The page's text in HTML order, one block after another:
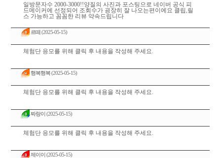
일방문자수 2000-3000!!양질의 사진과 포스팅으로 네이버 공식 피
드메이커에 선정되어 조회수가 굉장히 잘 나오는편이에요 클립,릴
스 가능하고 꼼꼼한 리뷰 약속드립니다
르떼(2025-05-15)
체험단 응모를 위해 클릭 후 내용을 작성해 주세요.
행복행복(2025-05-15)
체험단 응모를 위해 클릭 후 내용을 작성해 주세요.
짜랑이(2025-05-15)
체험단 응모를 위해 클릭 후 내용을 작성해 주세요.
제이이(2025-05-15)